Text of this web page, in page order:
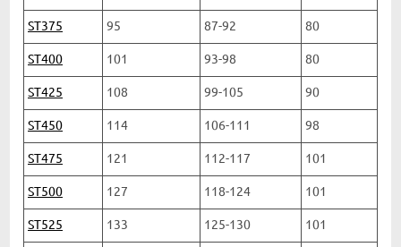
ST375 95 87-92 80
ST400 101 93-98 80
ST425 108 99-105 90
ST450 114 106-111 98
ST475 121 112-117 101
ST500 127 118-124 101
ST525 133 125-130 101